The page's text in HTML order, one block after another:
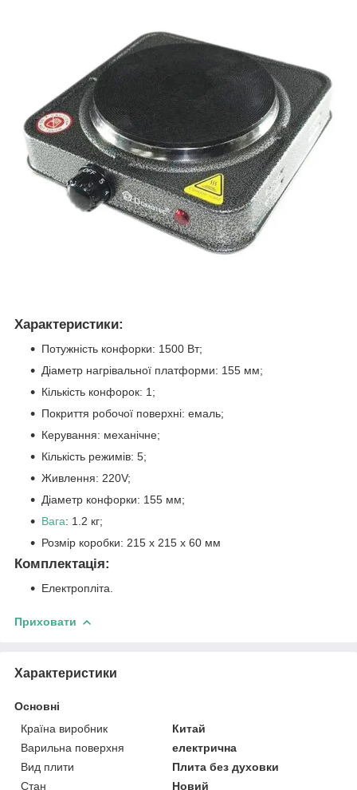
Характеристики:
Потужність конфорки: 1500 Вт;
Діаметр нагрівальної платформи: 155 мм;
Кількість конфорок: 1;
Покриття робочої поверхні: емаль;
Керування: механічне;
Кількість режимів: 5;
Живлення: 220V;
Діаметр конфорки: 155 мм;
Вага: 1.2 кг;
Розмір коробки: 215 x 215 x 60 мм
Комплектація:
Електропліта.
Приховати
Характеристики
Основні
Країна виробник
Китай
Варильна поверхня
електрична
Вид плити
Плита без духовки
Стан
Новий